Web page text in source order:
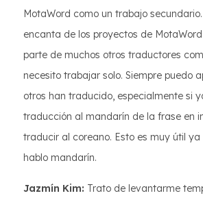
MotaWord como un trabajo
encanta de los proyectos de
parte de muchos otros traductores
necesito trabajar solo. Siempre puedo
otros han traducido, especialmente si
traducción al mandarín de la frase en
traducir al coreano. Esto es muy útil
hablo mandarín.
Jazmín Kim: Trato de levantarme